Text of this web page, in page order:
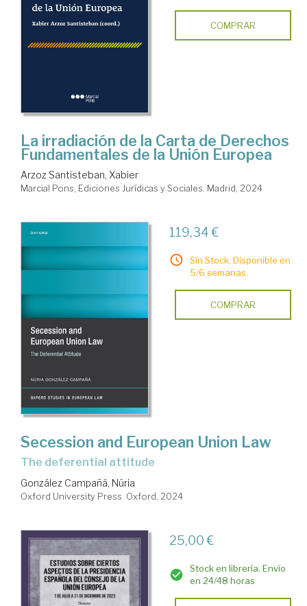
COMPRAR
La irradiación de la Carta de Derechos
Fundamentales de la Unión Europea
Arzoz Santisteban, Xabier
Marcial Pons, Ediciones Jurídicas y Sociales. Madrid, 2024
119,34 €
Sin Stock. Disponible en
5/6 semanas.
COMPRAR
Secession and European Union Law
the deferential attitude
González Campañá, Núria
Oxford University Press. Oxford, 2024
25,00 €
Stock en librería. Envío
en 24/48 horas